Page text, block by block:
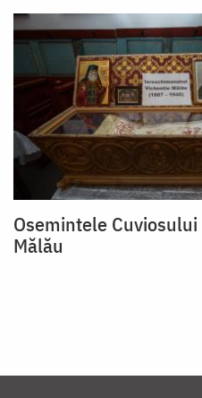
Osemintele
Mălău